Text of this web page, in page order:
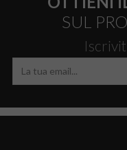
SUL